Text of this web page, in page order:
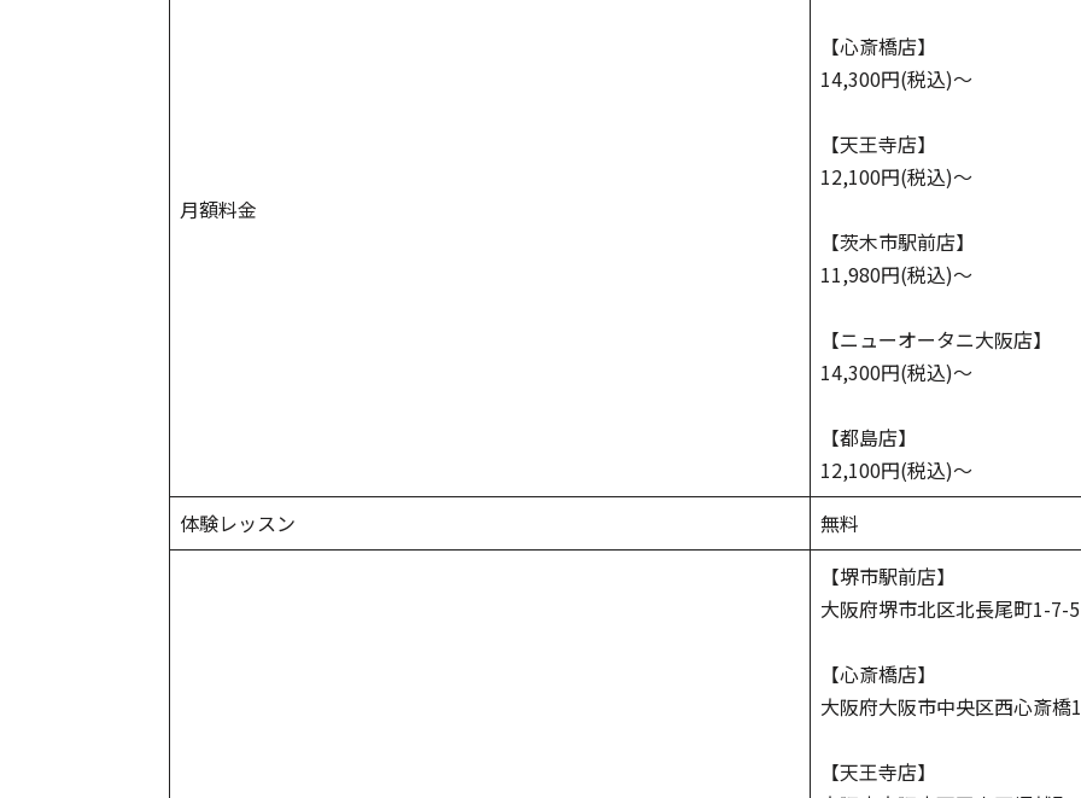
月額料金
【心斎橋店】
14,300円(税込)〜
【天王寺店】
12,100円(税込)〜
【茨木市駅前店】
11,980円(税込)〜
【ニューオータニ大阪店】
14,300円(税込)〜
【都島店】
12,100円(税込)〜
体験レッスン
無料
【堺市駅前店】
大阪府堺市北区北長尾町1-7-
【心斎橋店】
大阪府大阪市中央区西心斎橋
【天王寺店】